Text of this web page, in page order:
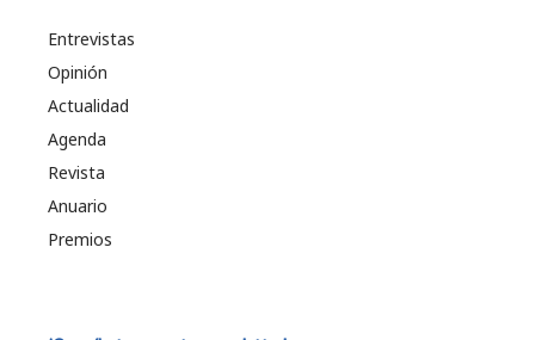
Entrevistas
Opinión
Actualidad
Agenda
Revista
Anuario
Premios